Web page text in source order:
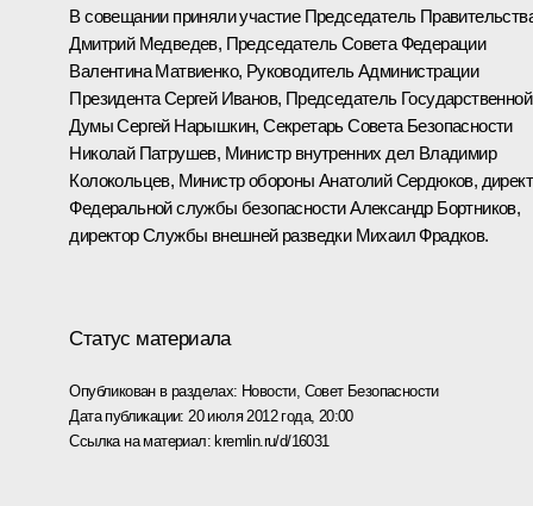
В совещании приняли участие Председатель
Дмитрий Медведев, Председатель Совета Федерации
Валентина Матвиенко, Руководитель Администрации
ПрезидентаСергей Иванов, Председатель Государственной
ДумыСергей Нарышкин, Секретарь Совета Безопасности
Николай Патрушев, Министр внутренних дел Владимир
Колокольцев, Министр обороны Анатолий Сердюков,
Федеральной службы безопасностиАлександр Бортников,
директор Службы внешней разведки Михаил Фрадков.
Статус материала
Опубликован в разделах: Новости, Совет Безопасности
Дата публикации: 20 июля 2012 года, 20:00
Ссылка на материал: kremlin.ru/d/16031